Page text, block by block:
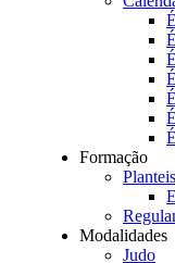
Formação
Planteis
Modalidades
Judo